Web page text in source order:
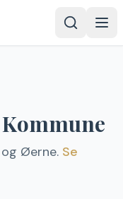
Kommune
Øerne. Se